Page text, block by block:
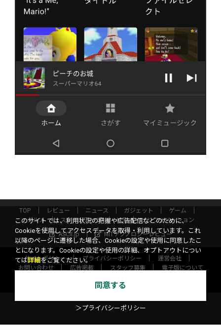
TOP レビュー ニュース ガジェット
ゲーム
グルメ
スタートアップ ICT
インフォメーション
ASCII.jp
MITテクノロジーレビュー
サイトポリシー プライバシーポリシー
運営会社
お問い合わせ
広告掲載 スタッフ募集
電子版について
©KADOKAWA ASCII Research Laboratories, Inc. 2026
このサイトでは、利用状況の把握や広告配信などのために、
Cookieを使用してアクセスデータを取得・利用しています。これ
以降のページに遷移した場合、Cookieの設定や使用に同意したこ
とになります。Cookieの設定や使用の詳細、オプトアウトについ
ては詳細をご覧ください。
同意する
＞プライバシーポリシー